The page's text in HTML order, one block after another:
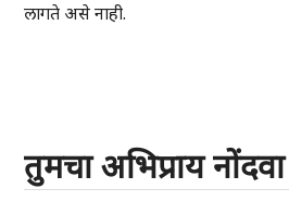
लागते असे नाही.
तुमचा अभिप्राय नोंदवा